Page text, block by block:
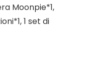
Moonpie*1,
1 set di